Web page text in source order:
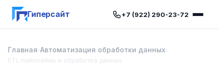
Гиперсайт +7 (922) 290-23-72
Главная›Автоматизация обработки данных›
ETL-пайплайны и обработка данных